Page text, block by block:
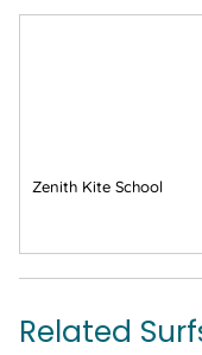
Zenith Kite School
Related